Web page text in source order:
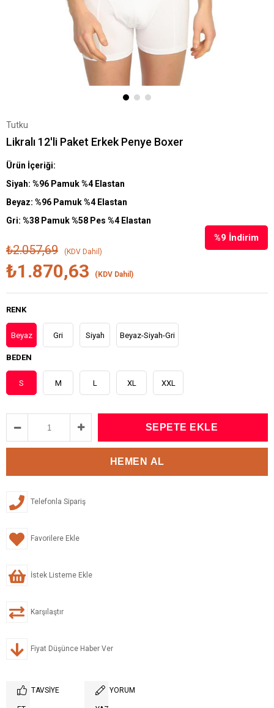
Tutku
Likralı 12'li Paket Erkek Penye Boxer
Ürün İçeriği:
Siyah: %96 Pamuk %4 Elastan
Beyaz: %96 Pamuk %4 Elastan
Gri: %38 Pamuk %58 Pes %4 Elastan
%9 İndirim
₺2.057,69 (KDV Dahil)
₺1.870,63 (KDV Dahil)
RENK
Beyaz Gri Siyah Beyaz-Siyah-Gri
BEDEN
S M L XL XXL
Telefonla Sipariş
Favorilere Ekle
İstek Listeme Ekle
Karşılaştır
Fiyat Düşünce Haber Ver
TAVSIYE YORUM